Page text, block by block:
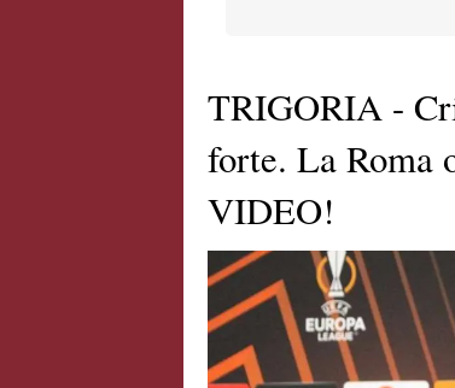
TRIGORIA -
forte. La Roma
VIDEO!